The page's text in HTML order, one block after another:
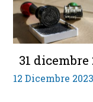
31 dicembre
12 Dicembre 2023